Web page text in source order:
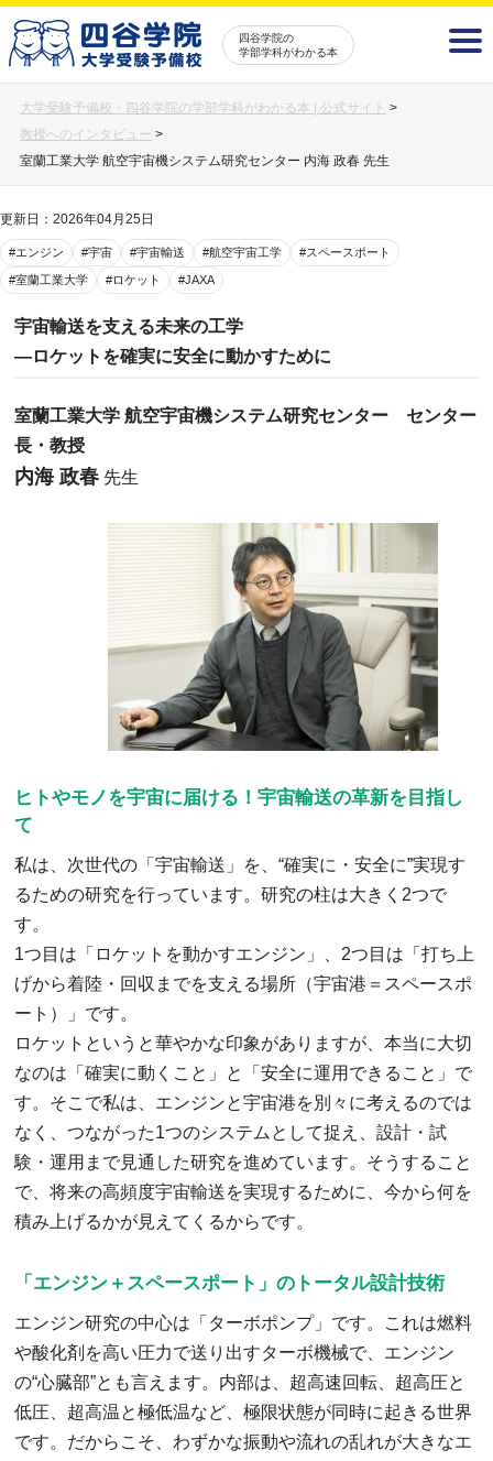
四谷学院の
学部学科がわかる本
大学受験予備校・四谷学院の学部学科がわかる本 | 公式サイト >
教授へのインタビュー >
室蘭工業大学 航空宇宙機システム研究センター 内海 政春 先生
更新日：2026年04月25日
#エンジン #宇宙 #宇宙輸送 #航空宇宙工学 #スペースポート
#室蘭工業大学 #ロケット #JAXA
宇宙輸送を支える未来の工学
―ロケットを確実に安全に動かすために
室蘭工業大学 航空宇宙機システム研究センター センター
長・教授
内海 政春 先生
ヒトやモノを宇宙に届ける！宇宙輸送の革新を目指し
て
私は、次世代の「宇宙輸送」を、“確実に・安全に”実現す
るための研究を行っています。研究の柱は大きく2つで
す。
1つ目は「ロケットを動かすエンジン」、2つ目は「打ち上
げから着陸・回収までを支える場所（宇宙港＝スペースポ
ート）」です。
ロケットというと華やかな印象がありますが、本当に大切
なのは「確実に動くこと」と「安全に運用できること」で
す。そこで私は、エンジンと宇宙港を別々に考えるのでは
なく、つながった1つのシステムとして捉え、設計・試
験・運用まで見通した研究を進めています。そうすること
で、将来の高頻度宇宙輸送を実現するために、今から何を
積み上げるかが見えてくるからです。
「エンジン＋スペースポート」のトータル設計技術
エンジン研究の中心は「ターボポンプ」です。これは燃料
や酸化剤を高い圧力で送り出すターボ機械で、エンジン
の“心臓部”とも言えます。内部は、超高速回転、超高圧と
低圧、超高温と極低温など、極限状態が同時に起きる世界
です。だからこそ、わずかな振動や流れの乱れが大きなエ